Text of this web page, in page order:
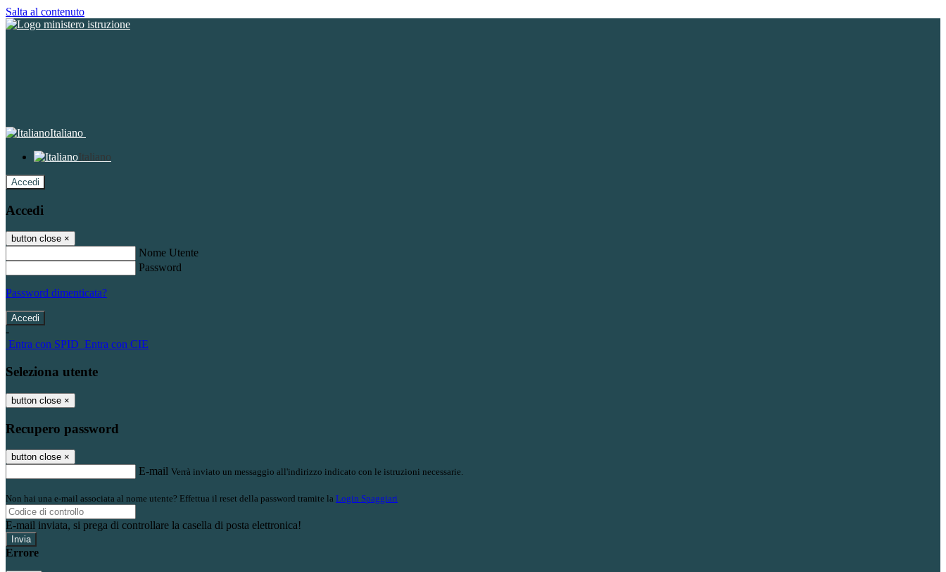
Salta al contenuto
Italiano
Italiano
Accedi
Accedi
button close ×
Nome Utente
Password
Password dimenticata?
-
Entra con SPID Entra con CIE
Seleziona utente
button close ×
Recupero password
button close ×
E-mail Verrà inviato un messaggio all'indirizzo indicato con le istruzioni necessarie.
Non hai una e-mail associata al nome utente? Effettua il reset della password tramite la Login Spaggiari
E-mail inviata, si prega di controllare la casella di posta elettronica!
Errore